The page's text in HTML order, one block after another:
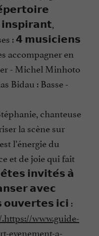
: 𝟰 𝗺𝘂𝘀𝗶𝗰𝗶𝗲𝗻𝘀
en
- Michel Minhoto
Bidau : Basse -
chanteuse
la scène sur
l’énergie du
et de joie qui fait
𝗶𝗻𝘃𝗶𝘁𝗲́𝘀 𝗮̀
𝗮𝘃𝗲𝗰
𝗶𝗰𝗶 :
www.guide-
evenement-a-